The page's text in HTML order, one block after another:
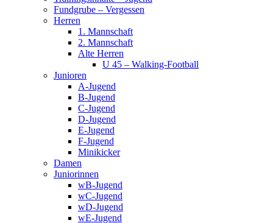
Fundgrube – Vergessen
Herren
1. Mannschaft
2. Mannschaft
Alte Herren
U 45 – Walking-Football
Junioren
A-Jugend
B-Jugend
C-Jugend
D-Jugend
E-Jugend
F-Jugend
Minikicker
Damen
Juniorinnen
wB-Jugend
wC-Jugend
wD-Jugend
wE-Jugend